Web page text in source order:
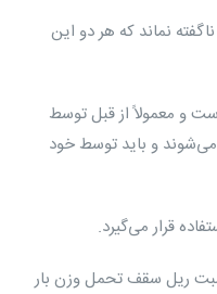
نماند که هر دو این
و معمولاً از قبل توسط
و باید توسط خود
قرار می‌گیرد.
ریل سقف تحمل وزن بار